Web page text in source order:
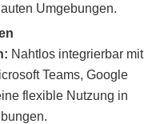
Umgebungen.
Nahtlos integrierbar mit
Teams, Google
flexible Nutzung in